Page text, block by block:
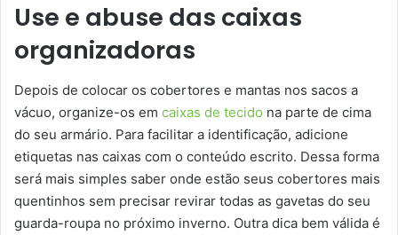
Use e abuse das caixas
organizadoras
Depois de colocar os cobertores e mantas nos sacos a
vácuo, organize-os em caixas de tecido na parte de cima
do seu armário. Para facilitar a identificação, adicione
etiquetas nas caixas com o conteúdo escrito. Dessa forma
será mais simples saber onde estão seus cobertores mais
quentinhos sem precisar revirar todas as gavetas do seu
guarda-roupa no próximo inverno. Outra dica bem válida é